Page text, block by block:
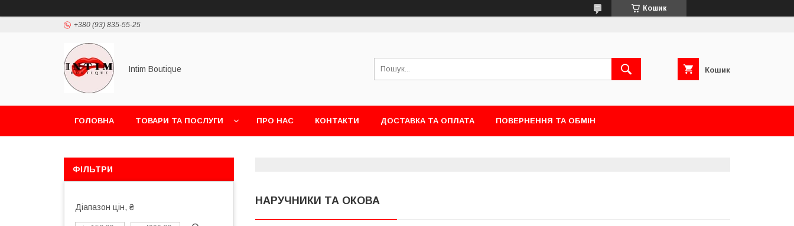
Кошик
+380 (93) 835-55-25
Intim Boutique Кошик
ГОЛОВНА ТОВАРИ ТА ПОСЛУГИ ПРО НАС КОНТАКТИ ДОСТАВКА ТА ОПЛАТА ПОВЕРНЕННЯ ТА ОБМІН
НАРУЧНИКИ ТА ОКОВА
ФІЛЬТРИ
Діапазон цін, ₴